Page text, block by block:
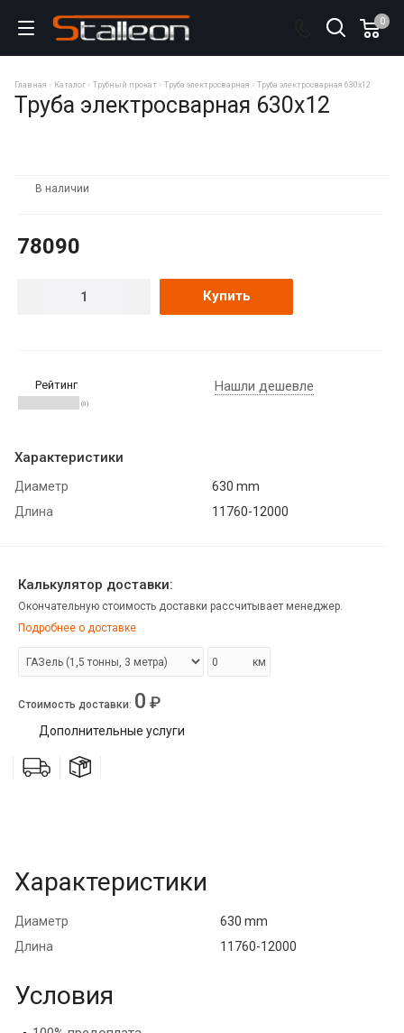
0
Главная Каталог Трубный прокат Труба электросварная Труба электросварная 630х12
Труба электросварная 630х12
В наличии
78090
Купить
Рейтинг
(0)
Нашли дешевле
Характеристики
Диаметр
630 mm
Длина
11760-12000
Калькулятор доставки:
Окончательную стоимость доставки рассчитывает менеджер.
Подробнее о доставке
км
Стоимость доставки: 0 ₽
Дополнительные услуги
Характеристики
Диаметр
630 mm
Длина
11760-12000
Условия